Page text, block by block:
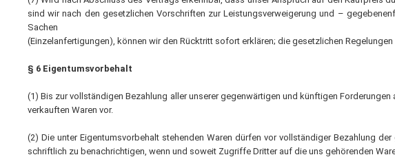
sind wir nach den gesetzlichen Vorschriften zur Leistungsverweigerung und –
Sachen
(Einzelanfertigungen), können wir den Rücktritt sofort erklären; die gesetzlichen
§ 6 Eigentumsvorbehalt
(1) Bis zur vollständigen Bezahlung aller unserer gegenwärtigen und künftigen
verkauften Waren vor.
(2) Die unter Eigentumsvorbehalt stehenden Waren dürfen vor vollständiger Bezahlung
schriftlich zu benachrichtigen, wenn und soweit Zugriffe Dritter auf die uns gehörenden